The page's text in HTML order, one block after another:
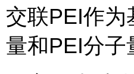
交联PEI作
量和PEI分子